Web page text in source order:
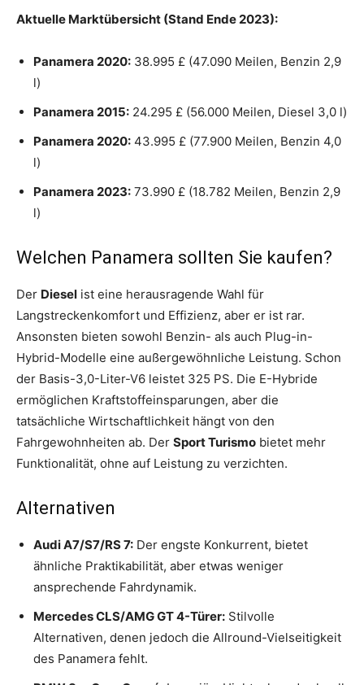
Aktuelle Marktübersicht (Stand Ende 2023):
Panamera 2020: 38.995 £ (47.090 Meilen, Benzin 2,9
l)
Panamera 2015: 24.295 £ (56.000 Meilen, Diesel 3,0 l)
Panamera 2020: 43.995 £ (77.900 Meilen, Benzin 4,0
l)
Panamera 2023: 73.990 £ (18.782 Meilen, Benzin 2,9
l)
Welchen Panamera sollten Sie kaufen?
Der Diesel ist eine herausragende Wahl für
Langstreckenkomfort und Effizienz, aber er ist rar.
Ansonsten bieten sowohl Benzin- als auch Plug-in-
Hybrid-Modelle eine außergewöhnliche Leistung. Schon
der Basis-3,0-Liter-V6 leistet 325 PS. Die E-Hybride
ermöglichen Kraftstoffeinsparungen, aber die
tatsächliche Wirtschaftlichkeit hängt von den
Fahrgewohnheiten ab. Der Sport Turismo bietet mehr
Funktionalität, ohne auf Leistung zu verzichten.
Alternativen
Audi A7/S7/RS 7: Der engste Konkurrent, bietet
ähnliche Praktikabilität, aber etwas weniger
ansprechende Fahrdynamik.
Mercedes CLS/AMG GT 4-Türer: Stilvolle
Alternativen, denen jedoch die Allround-Vielseitigkeit
des Panamera fehlt.